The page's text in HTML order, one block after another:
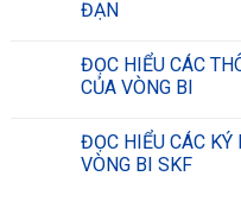
ĐẠN
ĐỌC HIỂU CÁC
CỦA VÒNG BI
ĐỌC HIỂU CÁC KÝ
VÒNG BI SKF